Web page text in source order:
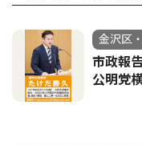
金沢区
市政報
公明党